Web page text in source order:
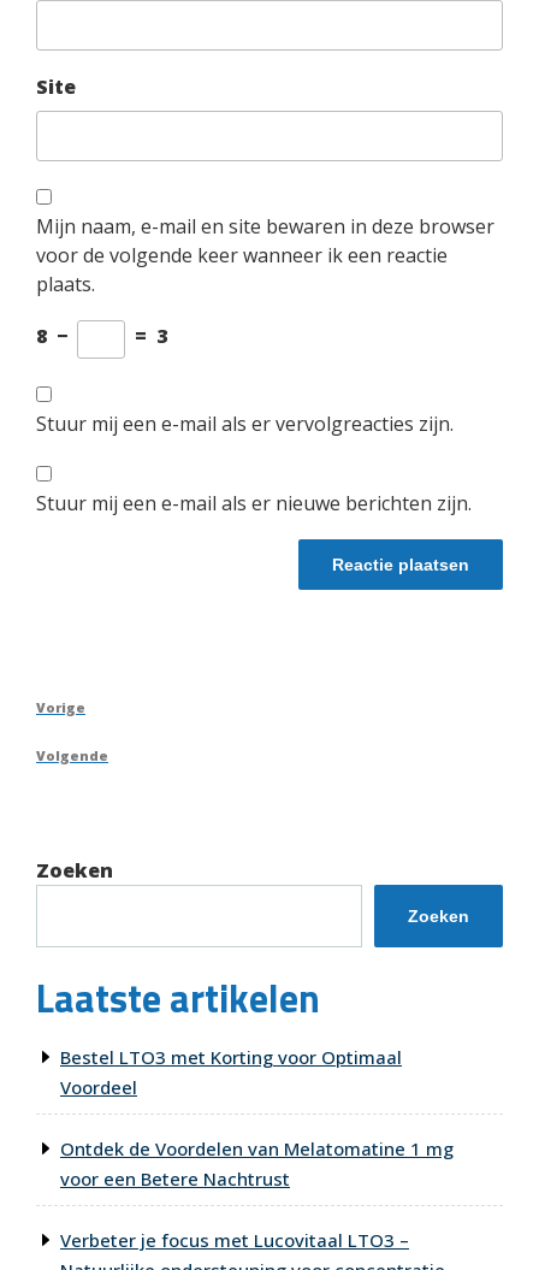
Site
Mijn naam, e-mail en site bewaren in deze browser
voor de volgende keer wanneer ik een reactie
plaats.
8 − = 3
Stuur mij een e-mail als er vervolgreacties zijn.
Stuur mij een e-mail als er nieuwe berichten zijn.
Berichtnavigatie
Vorig
Vorige
Volgend
Volgende
Zoeken
Zoeken
Laatste artikelen
Bestel LTO3 met Korting voor Optimaal
Voordeel
Ontdek de Voordelen van Melatomatine 1 mg
voor een Betere Nachtrust
Verbeter je focus met Lucovitaal LTO3 –